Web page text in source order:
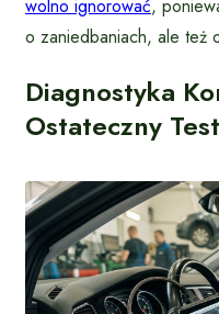
wolno ignorować,
o zaniedbaniach, ale też
Diagnostyka
Ostateczny